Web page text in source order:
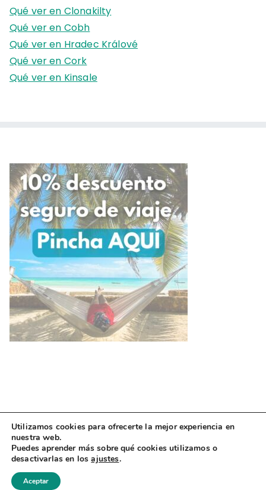
Qué ver en Clonakilty
Qué ver en Cobh
Qué ver en Hradec Králové
Qué ver en Cork
Qué ver en Kinsale
Copyright © 2026
Utilizamos cookies para ofrecerte la mejor experiencia en
nuestra web.
Puedes aprender más sobre qué cookies utilizamos o
desactivarlas en losajustes.
Aceptar